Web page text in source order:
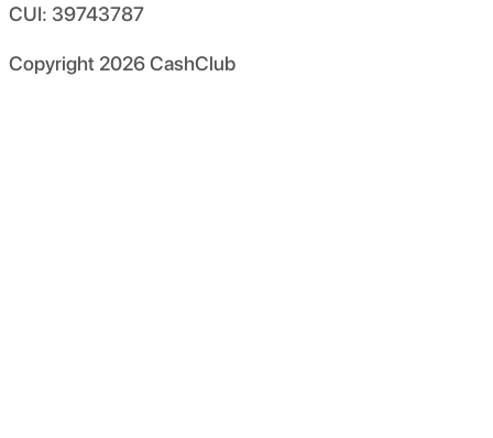
CUI: 39743787
Copyright 2026CashClub